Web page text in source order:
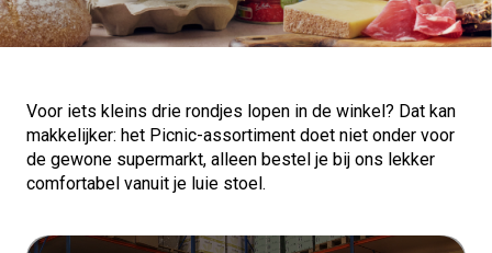
Voor iets kleins drie rondjes lopen in de winkel? Dat kan
makkelijker: het Picnic-assortiment doet niet onder voor
de gewone supermarkt, alleen bestel je bij ons lekker
comfortabel vanuit je luie stoel.